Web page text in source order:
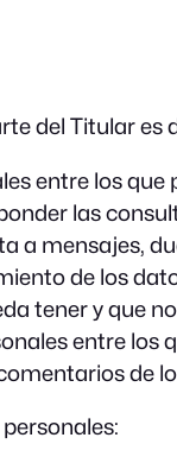
del Titular
entre los
las
a mensajes,
de los
tener y que
entre los
de